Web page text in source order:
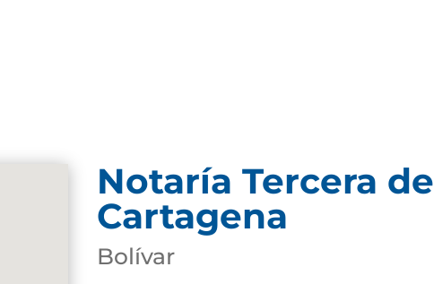
Notaría Tercera de
Cartagena
Bolívar